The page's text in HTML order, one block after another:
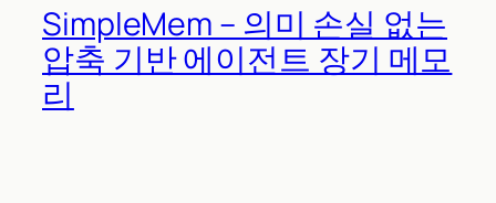
SimpleMem – 의미 손실 없는
압축 기반 에이전트 장기 메모
리